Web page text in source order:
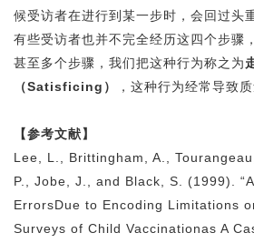
候受访者在进行到某一步时，会回过头
有些受访者也并不完全经历这四个步骤
甚至多个步骤，我们把这种行为称之为
（Satisficing）
，这种行为经常导致
【参考文献】
Lee, L., Brittingham, A.,
P., Jobe, J., and Black, S. (1999).
ErrorsDue to Encoding Limitations
Surveys of Child Vaccinationas A